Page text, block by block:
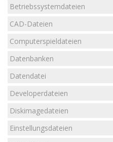
Betriebssystemdateien
CAD-Dateien
Computerspieldateien
Datenbanken
Datendatei
Developerdateien
Diskimagedateien
Einstellungsdateien